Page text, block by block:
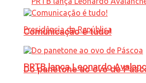
PRTB lança Leonardo
Comunicação é tudo!
Do panetone ao ovo de